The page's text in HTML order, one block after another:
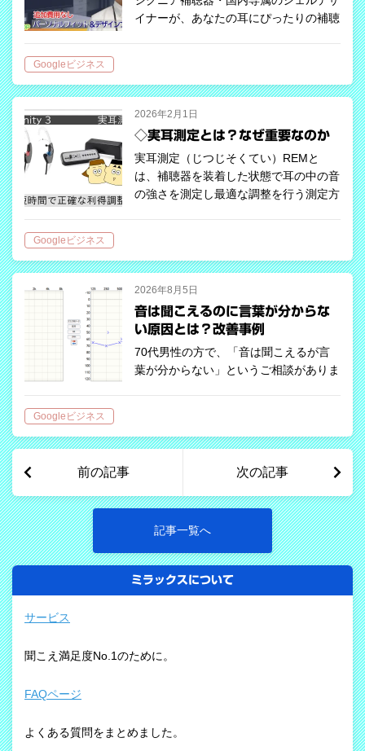
ム）】
イナーが、あなたの耳にぴったりの補聴
【YouTubeで見る】 https://…
Googleビジネス
2026年2月1日
◇実耳測定とは？なぜ重要なのか
実耳測定（じつじそくてい）REMと
は、補聴器を装着した状態で耳の中の音
の強さを測定し最適な調整を行う測定方
ますが…
Googleビジネス
2026年8月5日
音は聞こえるのに言葉が分からな
い原因とは？改善事例
70代男性の方で、「音は聞こえるが言
葉が分からない」というご相談がありま
をいただき、聞き取りが改善しました。
Googleビジネス
前の記事 次の記事
記事一覧へ
ミラックスについて
サービス
聞こえ満足度No.1のために。
FAQページ
よくある質問をまとめました。